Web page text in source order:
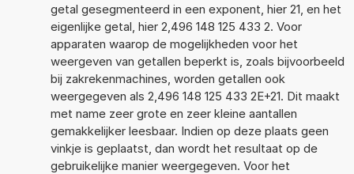
getal gesegmenteerd in een exponent, hier 21, en het
eigenlijke getal, hier 2,496 148 125 433 2. Voor
apparaten waarop de mogelijkheden voor het
weergeven van getallen beperkt is, zoals bijvoorbeeld
bij zakrekenmachines, worden getallen ook
weergegeven als 2,496 148 125 433 2E+21. Dit maakt
met name zeer grote en zeer kleine aantallen
gemakkelijker leesbaar. Indien op deze plaats geen
vinkje is geplaatst, dan wordt het resultaat op de
gebruikelijke manier weergegeven. Voor het